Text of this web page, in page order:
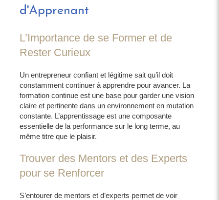
d'Apprenant
L’Importance de se Former et de
Rester Curieux
Un entrepreneur confiant et légitime sait qu’il doit
constamment continuer à apprendre pour avancer. La
formation continue est une base pour garder une vision
claire et pertinente dans un environnement en mutation
constante. L’apprentissage est une composante
essentielle de la performance sur le long terme, au
même titre que le plaisir.
Trouver des Mentors et des Experts
pour se Renforcer
S’entourer de mentors et d’experts permet de voir